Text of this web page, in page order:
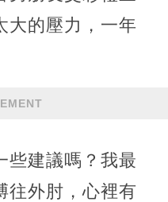
大的壓力，一年
些建議嗎？我最
往外肘，心裡有